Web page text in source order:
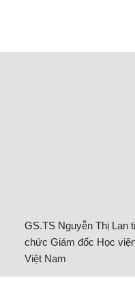
GS.TS Nguyễn Thị Lan
chức Giám đốc Học
Việt Nam